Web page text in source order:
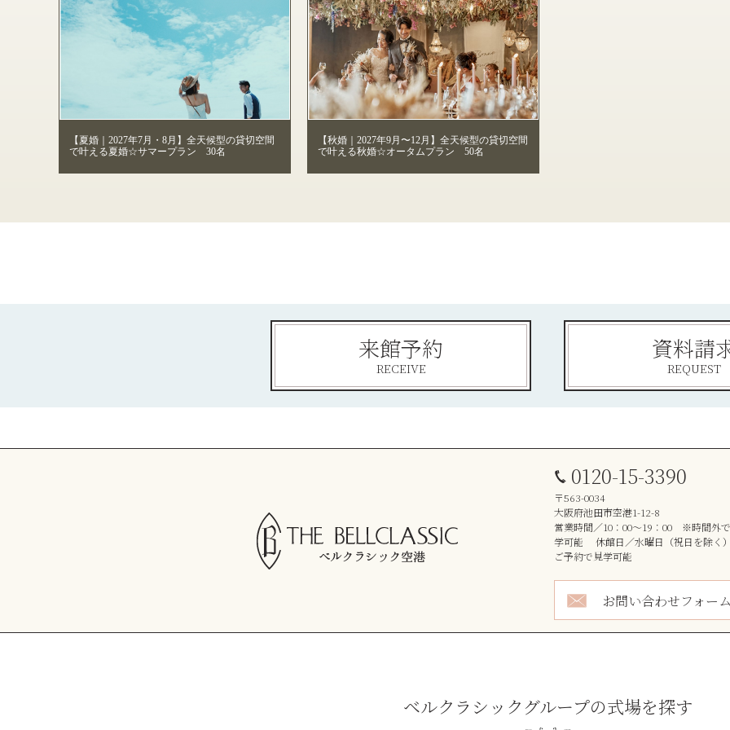
【夏婚｜2027年7月・8月】全天候型の貸切空間
で叶える夏婚☆サマープラン 30名
【秋婚｜2027年9月〜12月】全天候型の貸切空間
で叶える秋婚☆オータムプラン 50名
来館予約
RECEIVE
資料請
REQUEST
0120-15-3390
〒563-0034
大阪府池田市空港1-12-8
営業時間／10：00～19：00 ※時間外
学可能 休館日／水曜日（祝日を除く
ご予約で見学可能
お問い合わせフォー
ベルクラシックグループの式場を探す